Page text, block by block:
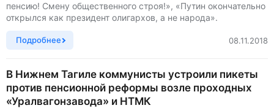
пенсию! Смену общественного строя!», «Путин окончательно
открылся как президент олигархов, а не народа».
Подробнее 08.11.2018
В Нижнем Тагиле коммунисты устроили пикеты
против пенсионной реформы возле проходных
«Уралвагонзавода» и НТМК